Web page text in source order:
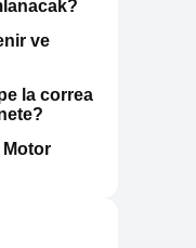
ve
la correa
Motor